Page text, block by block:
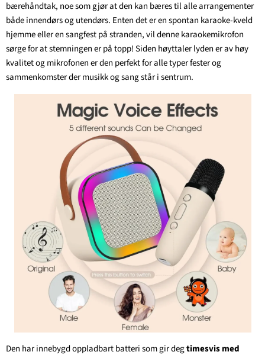
bærehåndtak, noe som gjør at den kan bæres til alle arrangementer
både innendørs og utendørs. Enten det er en spontan karaoke-kveld
hjemme eller en sangfest på stranden, vil denne karaokemikrofon
sørge for at stemningen er på topp! Siden høyttaler lyden er av høy
kvalitet og mikrofonen er den perfekt for alle typer fester og
sammenkomster der musikk og sang står i sentrum.
Den har innebygd oppladbart batteri som gir degtimesvis med